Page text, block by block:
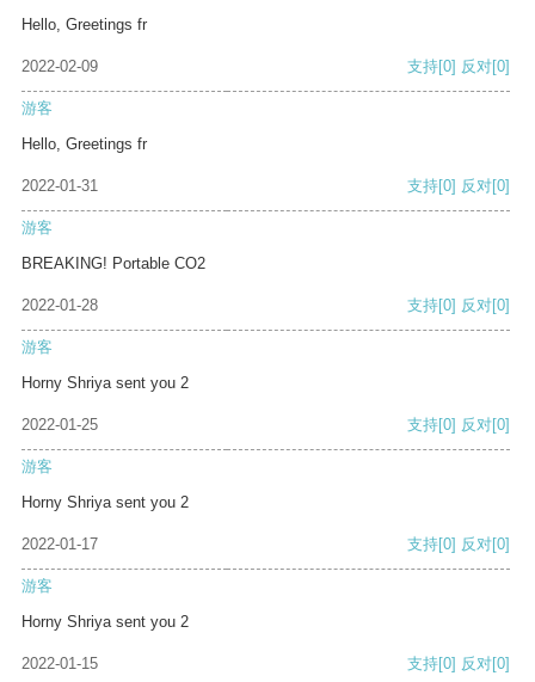
Hello, Greetings fr
2022-02-09 支持[0] 反对[0]
游客
Hello, Greetings fr
2022-01-31 支持[0] 反对[0]
游客
BREAKING! Portable CO2
2022-01-28 支持[0] 反对[0]
游客
Horny Shriya sent you 2
2022-01-25 支持[0] 反对[0]
游客
Horny Shriya sent you 2
2022-01-17 支持[0] 反对[0]
游客
Horny Shriya sent you 2
2022-01-15 支持[0] 反对[0]